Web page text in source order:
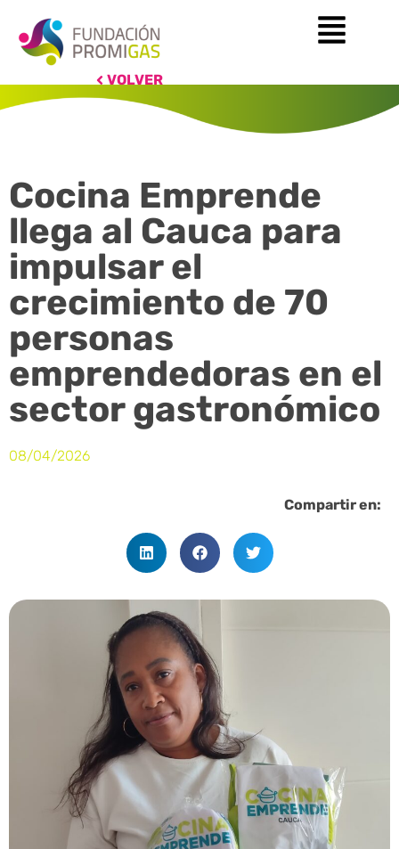
VOLVER
Cocina Emprende
llega al Cauca para
impulsar el
crecimiento de 70
personas
emprendedoras en el
sector gastronómico
08/04/2026
Compartir en: